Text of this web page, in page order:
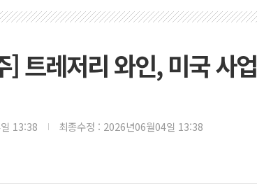
] 트레저리 와인, 미국 사
13:38 최종수정 : 2026년06월04일 13:38